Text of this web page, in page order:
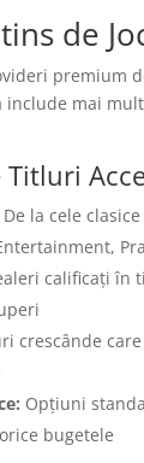
de
premium
mai
De la cele
calificați în
crescânde
Opțiuni
bugetele